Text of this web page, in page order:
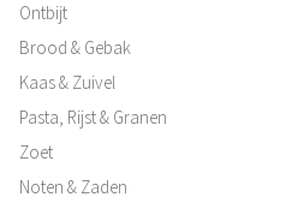
Ontbijt
Brood & Gebak
Kaas & Zuivel
Pasta, Rijst & Granen
Zoet
Noten & Zaden